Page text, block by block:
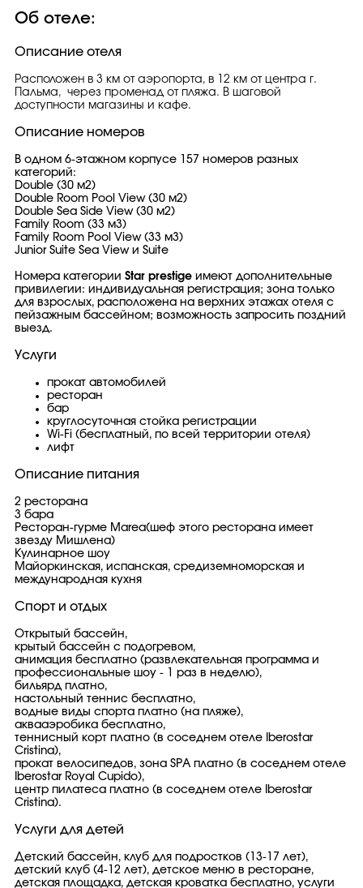
Об отеле:
Описание отеля
Расположен в 3 км от аэропорта, в 12 км от центра г.
Пальма, через променад от пляжа. В шаговой
доступности магазины и кафе.
Описание номеров
В одном 6-этажном корпусе 157 номеров разных
категорий:
Double (30 м2)
Double Room Pool View (30 м2)
Double Sea Side View (30 м2)
Family Room (33 м3)
Family Room Pool View (33 м3)
Junior Suite Sea View и Suite
Номера категории Star prestige имеют дополнительные
привилегии: индивидуальная регистрация; зона только
для взрослых, расположена на верхних этажах отеля с
пейзажным бассейном; возможность запросить поздний
выезд.
Услуги
прокат автомобилей
ресторан
бар
круглосуточная стойка регистрации
Wi-Fi (бесплатный, по всей территории отеля)
лифт
Описание питания
2 ресторана
3 бара
Ресторан-гурме Marea(шеф этого ресторана имеет
звезду Мишлена)
Кулинарное шоу
Майоркинская, испанская, средиземноморская и
международная кухня
Спорт и отдых
Открытый бассейн,
крытый бассейн с подогревом,
анимация бесплатно (развлекательная программа и
профессиональные шоу - 1 раз в неделю),
бильярд платно,
настольный теннис бесплатно,
водные виды спорта платно (на пляже),
аквааэробика бесплатно,
теннисный корт платно (в соседнем отеле Iberostar
Cristina),
прокат велосипедов, зона SPA платно (в соседнем отеле
Iberostar Royal Cupido),
центр пилатеса платно (в соседнем отеле Iberostar
Cristina).
Услуги для детей
Детский бассейн, клуб для подростков (13-17 лет),
детский клуб (4-12 лет), детское меню в ресторане,
детская площадка, детская кроватка бесплатно, услуги